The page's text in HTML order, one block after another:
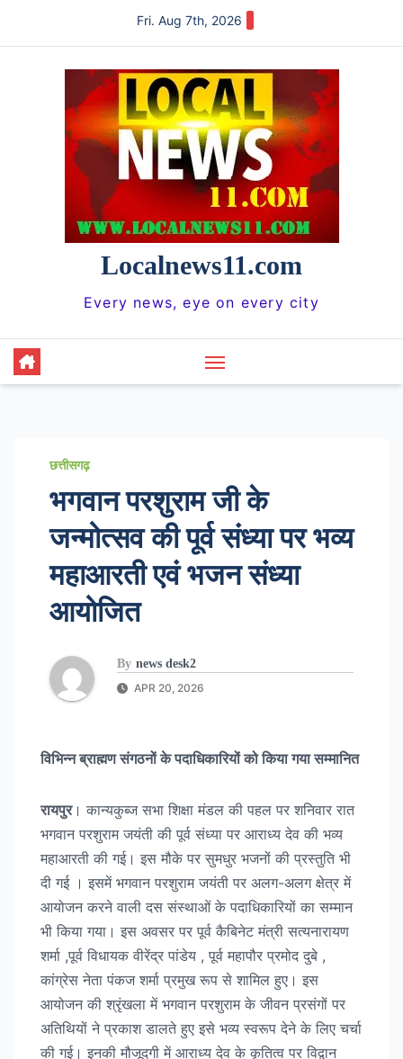
Fri. Aug 7th, 2026
Localnews11.com
Every news, eye on every city
छत्तीसगढ़
भगवान परशुराम जी के
जन्मोत्सव की पूर्व संध्या पर भव्य
महाआरती एवं भजन संध्या
आयोजित
By news desk2
APR 20, 2026
विभिन्न ब्राह्मण संगठनों के पदाधिकारियों को किया गया सम्मानित
रायपुर। कान्यकुब्ज सभा शिक्षा मंडल की पहल पर शनिवार रात
भगवान परशुराम जयंती की पूर्व संध्या पर आराध्य देव की भव्य
महाआरती की गई। इस मौके पर सुमधुर भजनों की प्रस्तुति भी
दी गई । इसमें भगवान परशुराम जयंती पर अलग-अलग क्षेत्र में
आयोजन करने वाली दस संस्थाओं के पदाधिकारियों का सम्मान
भी किया गया। इस अवसर पर पूर्व कैबिनेट मंत्री सत्यनारायण
शर्मा ,पूर्व विधायक वीरेंद्र पांडेय , पूर्व महापौर प्रमोद दुबे ,
कांग्रेस नेता पंकज शर्मा प्रमुख रूप से शामिल हुए। इस
आयोजन की श्रृंखला में भगवान परशुराम के जीवन प्रसंगों पर
अतिथियों ने प्रकाश डालते हुए इसे भव्य स्वरूप देने के लिए चर्चा
की गई। इनकी मौजूदगी में आराध्य देव के कृतित्व पर विद्वान